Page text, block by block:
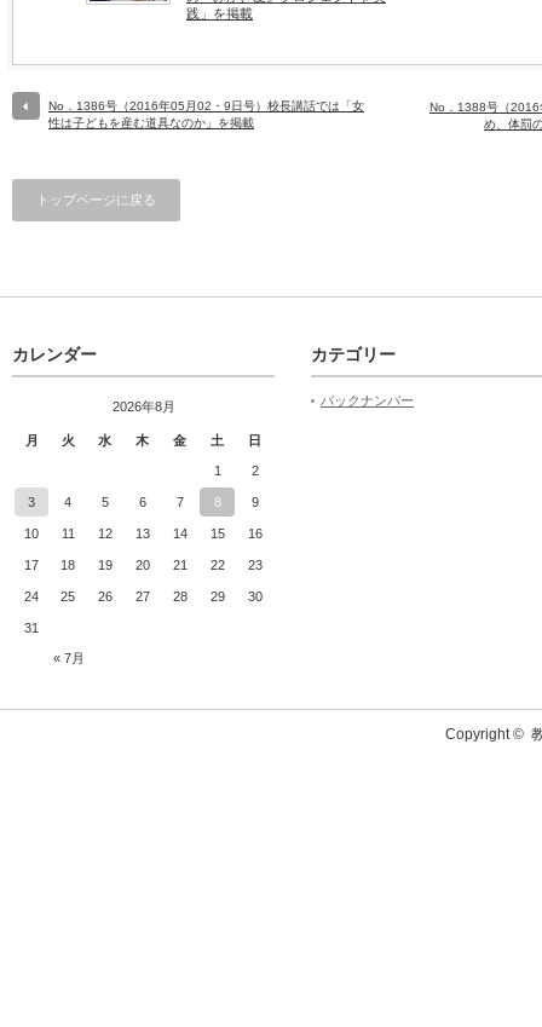
践」を掲載
No．1386号（2016年05月02・9日号）校長講話では「女
性は子どもを産む道具なのか」を掲載
No．1388号（2016
め、体罰
トップページに戻る
カレンダー
2026年8月
月 火 水 木 金 土 日
« 7月
1 2
3 4 5 6 7 8 9
10 11 12 13 14 15 16
17 18 19 20 21 22 23
24 25 26 27 28 29 30
31
カテゴリー
バックナンバー
Copyright ©